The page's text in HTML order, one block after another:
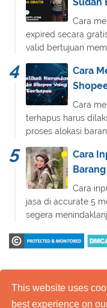
This website uses
best experience on
Cara
expired secara
valid bertujuan
Cara
Cara
terhapus harus
proses alokasi
Cara
Cara
jasa di accurate 5
segera